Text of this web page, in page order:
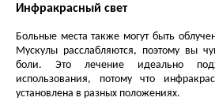
Инфракрасный свет
Больные места также могут быть
Мускулы расслабляются, поэтому вы
боли. Это лечение идеально
использования, потому что
установлена в разных положениях.